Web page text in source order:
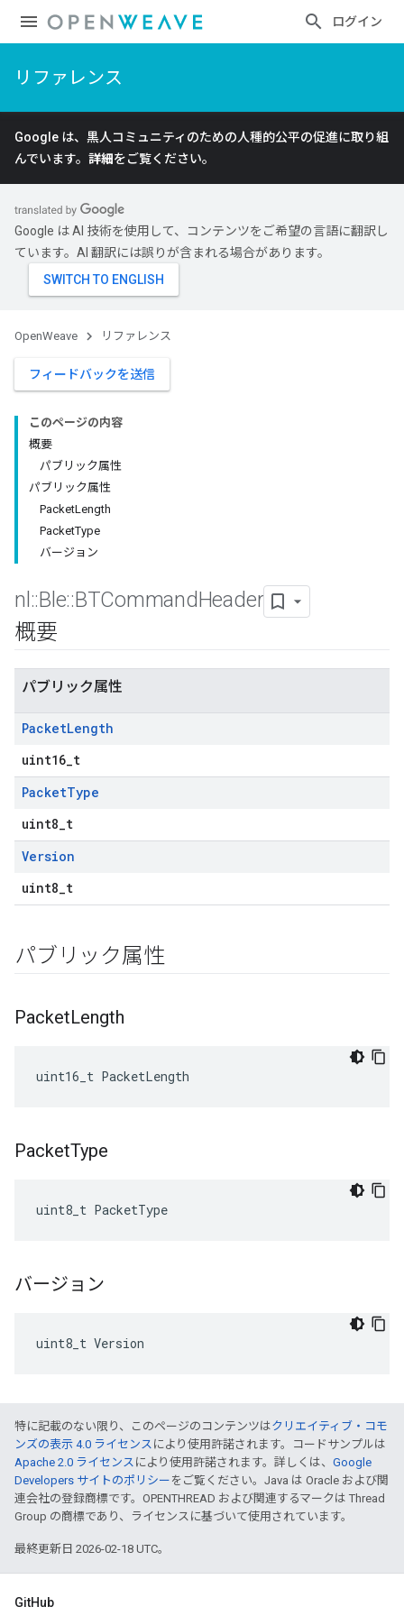
ログイン
リファレンス
Google は、黒人コミュニティのための人種的公平の促進に取り組
んでいます。 詳細をご覧ください。
Google は AI 技術を使用して、コンテンツをご希望の言語に翻訳し
ています。AI 翻訳には誤りが含まれる場合があります。
OpenWeave リファレンス
フィードバックを送信
このページの内容
概要
パブリック属性
パブリック属性
PacketLength
PacketType
バージョン
nl ::Ble::BTCommandHeader
概要
パブリック属性
PacketLength
uint16_t
PacketType
uint8_t
Version
uint8_t
パブリック属性
PacketLength
uint16_t PacketLength
PacketType
uint8_t PacketType
バージョン
uint8_t Version
特に記載のない限り、このページのコンテンツはクリエイティブ・コモ
ンズの表示 4.0 ライセンス により使用許諾されます。コードサンプルは
Apache 2.0 ライセンス により使用許諾されます。詳しくは、 Google
Developers サイトのポリシー をご覧ください。Java は Oracle および関
連会社の登録商標です。OPENTHREAD および関連するマークは Thread
Group の商標であり、ライセンスに基づいて使用されています。
最終更新日 2026-02-18 UTC。
GitHub